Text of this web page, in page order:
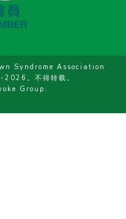
Syndrome Association
。不得转载。
Group .